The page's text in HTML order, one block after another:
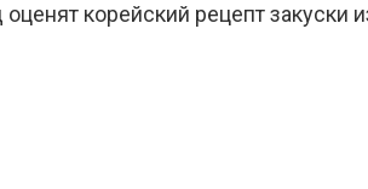
корейский рецепт закуски